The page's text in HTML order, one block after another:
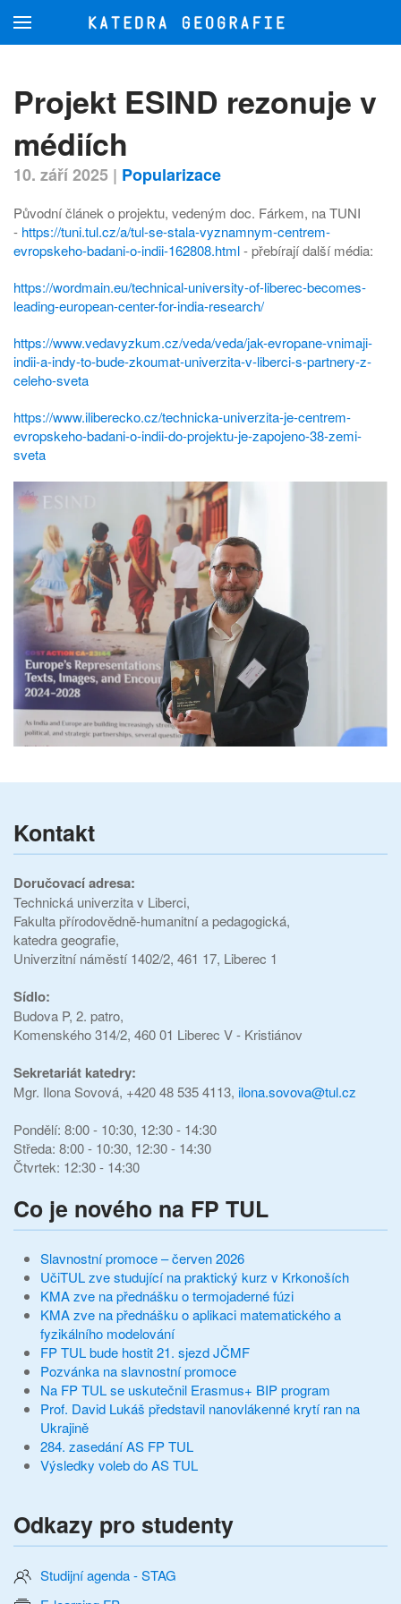
Přejít na hlavní obsah
Projekt ESIND rezonuje v
médiích
10. září 2025 | Popularizace
Původní článek o projektu, vedeným doc. Fárkem, na TUNI
- https://tuni.tul.cz/a/tul-se-stala-vyznamnym-centrem-
evropskeho-badani-o-indii-162808.html- přebírají další média:
https://wordmain.eu/technical-university-of-liberec-becomes-
leading-european-center-for-india-research/
https://www.vedavyzkum.cz/veda/veda/jak-evropane-vnimaji-
indii-a-indy-to-bude-zkoumat-univerzita-v-liberci-s-partnery-z-
celeho-sveta
https://www.iliberecko.cz/technicka-univerzita-je-centrem-
evropskeho-badani-o-indii-do-projektu-je-zapojeno-38-zemi-
sveta
Kontakt
Doručovací adresa:
Technická univerzita v Liberci,
Fakulta přírodovědně-humanitní a pedagogická,
katedra geografie,
Univerzitní náměstí 1402/2, 461 17, Liberec 1
Sídlo:
Budova P, 2. patro,
Komenského 314/2, 460 01 Liberec V - Kristiánov
Sekretariát katedry:
Mgr. Ilona Sovová, +420 48 535 4113, ilona.sovova@tul.cz
Pondělí: 8:00 - 10:30, 12:30 - 14:30
Středa: 8:00 - 10:30, 12:30 - 14:30
Čtvrtek: 12:30 - 14:30
Co je nového na FP TUL
Slavnostní promoce – červen 2026
UčiTUL zve studující na praktický kurz v Krkonoších
KMA zve na přednášku o termojaderné fúzi
KMA zve na přednášku o aplikaci matematického a
fyzikálního modelování
FP TUL bude hostit 21. sjezd JČMF
Pozvánka na slavnostní promoce
Na FP TUL se uskutečnil Erasmus+ BIP program
Prof. David Lukáš představil nanovlákenné krytí ran na
Ukrajině
284. zasedání AS FP TUL
Výsledky voleb do AS TUL
Odkazy pro studenty
Studijní agenda - STAG